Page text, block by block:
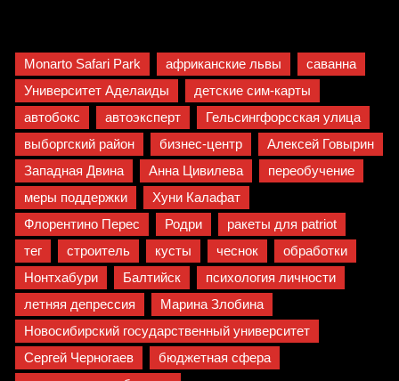
Monarto Safari Park африканские львы
саванна
Университет Аделаиды
детские сим-карты
автобокс
автоэксперт
Гельсингфорсская улица
выборгский район
бизнес-центр
Алексей Говырин
Западная Двина
Анна Цивилева
переобучение
меры поддержки
Хуни Калафат
Флорентино Перес
Родри
ракеты для patriot
тег
строитель кусты чеснок
обработки
Нонтхабури
Балтийск
психология личности
летняя депрессия
Марина Злобина
Новосибирский государственный университет
Сергей Черногаев
бюджетная сфера